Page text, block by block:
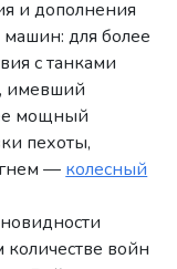
и дополнения
для более
с танками
, имевший
мощный
пехоты,
—колесный
количестве войн